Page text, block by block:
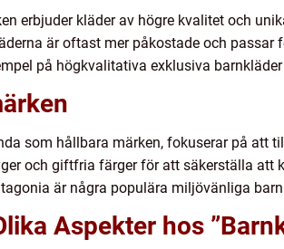
erbjuder kläder av högre kvalitet och
är oftast mer påkostade och
på högkvalitativa exklusiva
som hållbara märken, fokuserar på att
och giftfria färger för att säkerställa att
är några populära miljövänliga
Aspekter hos